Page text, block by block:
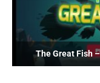
The Great Fish